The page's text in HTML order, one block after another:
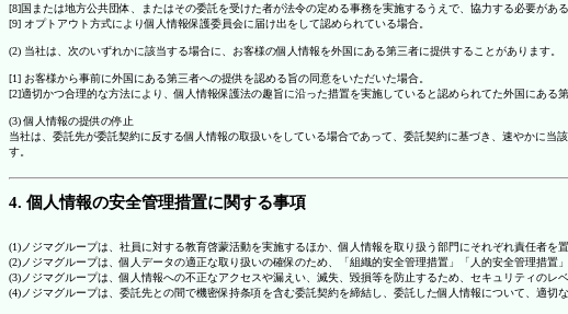
[8]国または地方公共団体、またはその委託を受けた者が法令の定める事務を実施するうえで、協力する必要が
[9] オプトアウト方式により個人情報保護委員会に届け出をして認められている場合。
(2) 当社は、次のいずれかに該当する場合に、お客様の個人情報を外国にある第三者に提供することがあります。
[1] お客様から事前に外国にある第三者への提供を認める旨の同意をいただいた場合。
[2]適切かつ合理的な方法により、個人情報保護法の趣旨に沿った措置を実施していると認められてた外国にある
(3) 個人情報の提供の停止
当社は、委託先が委託契約に反する個人情報の取扱いをしている場合であって、委託契約に基づき、速やかに
す。
4. 個人情報の安全管理措置に関する事項
(1)ノジマグループは、社員に対する教育啓蒙活動を実施するほか、個人情報を取り扱う部門にそれぞれ責任者を
(2)ノジマグループは、個人データの適正な取り扱いの確保のため、「組織的安全管理措置」「人的安全管理措置
(3)ノジマグループは、個人情報への不正なアクセスや漏えい、滅失、毀損等を防止するため、セキュリティのレベ
(4)ノジマグループは、委託先との間で機密保持条項を含む委託契約を締結し、委託した個人情報について、適切